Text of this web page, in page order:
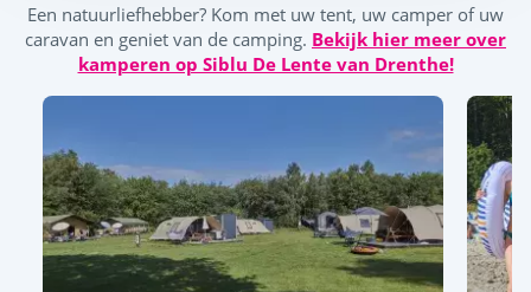
Een natuurliefhebber? Kom met uw tent, uw camper of uw
caravan en geniet van de camping. Bekijk hier meer over
kamperen op Siblu De Lente van Drenthe!